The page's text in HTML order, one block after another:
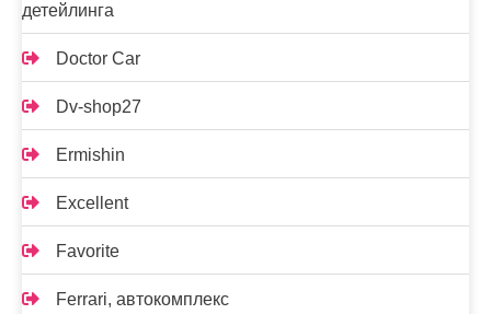
детейлинга
Doctor Car
Dv-shop27
Ermishin
Excellent
Favorite
Ferrari, автокомплекс